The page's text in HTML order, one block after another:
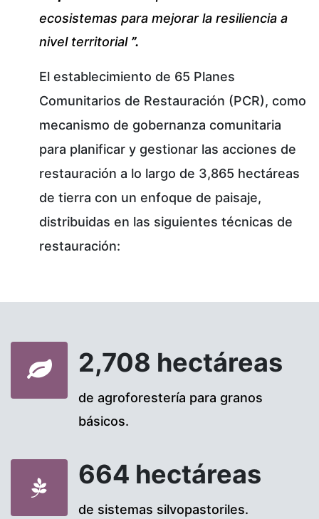
ecosistemas para mejorar la resiliencia a
nivel territorial ”.
El establecimiento de 65 Planes
Comunitarios de Restauración (PCR), como
mecanismo de gobernanza comunitaria
para planificar y gestionar las acciones de
restauración a lo largo de 3,865 hectáreas
de tierra con un enfoque de paisaje,
distribuidas en las siguientes técnicas de
restauración:
2,708 hectáreas
de agroforestería para granos
básicos.
664 hectáreas
de sistemas silvopastoriles.